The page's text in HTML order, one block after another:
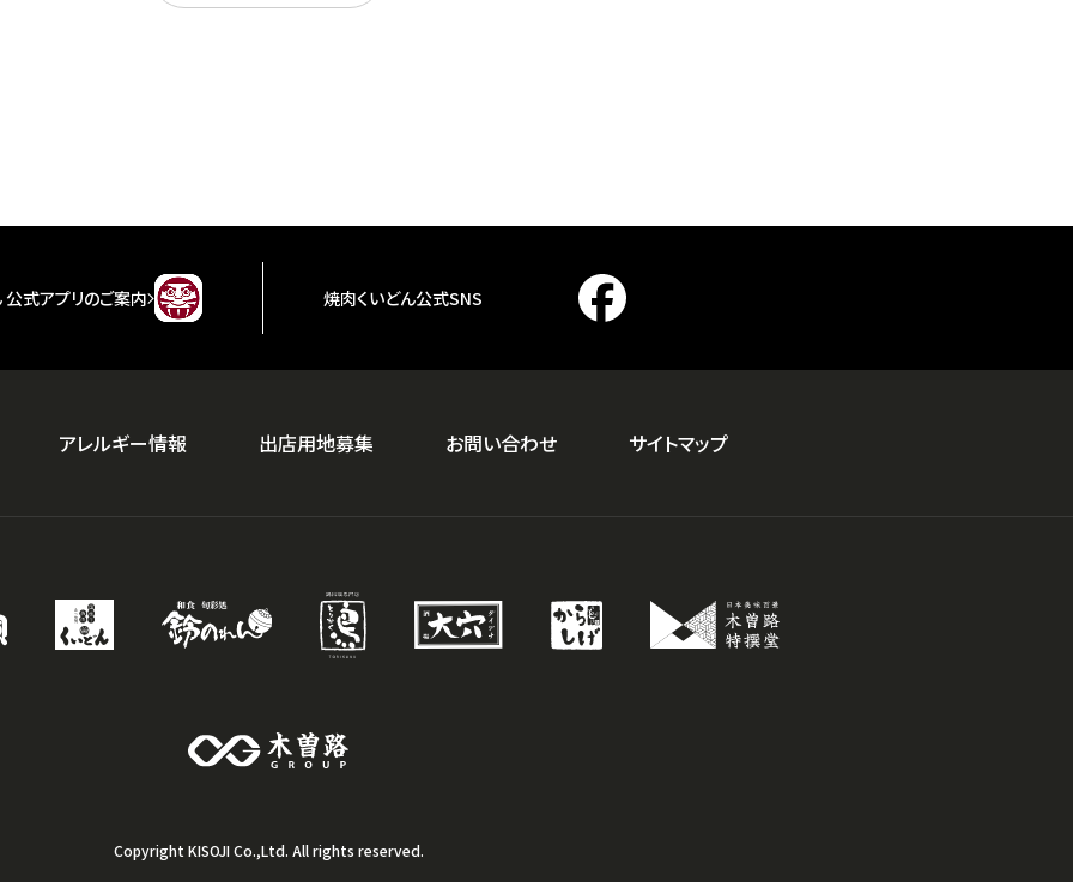
公式アプリのご案内 焼肉くいどん公式SNS
アレルギー情報 出店用地募集 お問い合わせ サイトマップ
Copyright KISOJI Co.,Ltd. All rights reserved.